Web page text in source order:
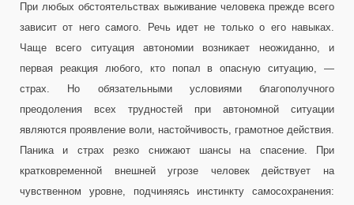
При любых обстоятельствах выживание человека прежде всего
зависит от него самого. Речь идет не только о его навыках.
Чаще всего ситуация автономии возникает неожиданно, и
первая реакция любого, кто попал в опасную ситуацию, —
страх. Но обязательными условиями благополучного
преодоления всех трудностей при автономной ситуации
являются проявление воли, настойчивость, грамотное действия.
Паника и страх резко снижают шансы на спасение. При
кратковременной внешней угрозе человек действует на
чувственном уровне, подчиняясь инстинкту самосохранения: